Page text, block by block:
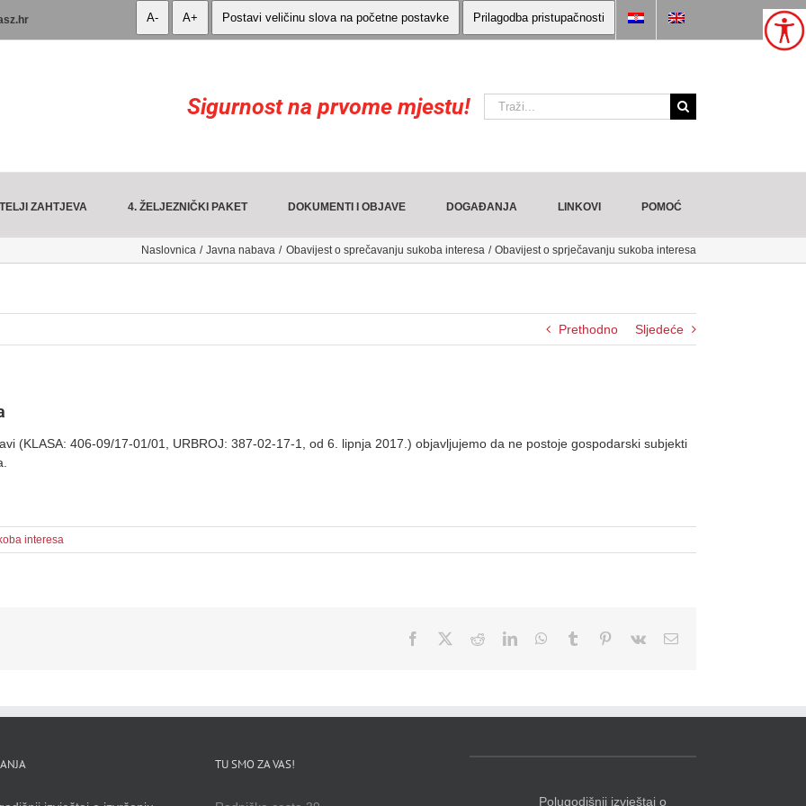
A- A+ Postavi veličinu slova na početne postavke Prilagodba pristupačnosti
Sigurnost na prvome mjestu! Traži:
ZAHTJEVA 4. ŽELJEZNIČKI PAKET DOKUMENTI I OBJAVE DOGAĐANJA LINKOVI POMOĆ
Naslovnica Javna nabava Obavijest o sprečavanju sukoba interesa Obavijest o sprječavanju sukoba interesa
Prethodno Sljedeće
(KLASA: 406-09/17-01/01, URBROJ: 387-02-17-1, od 6. lipnja 2017.) objavljujemo da ne postoje gospodarski subjekti
interesa
Facebook RedditLinkedInWhatsApp
Tumblr Pinterest
Vk Email
TU SMO ZA VAS!
Polugodišnji izvještaj o